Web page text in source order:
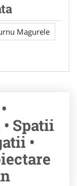
Magurele
Spatii
•